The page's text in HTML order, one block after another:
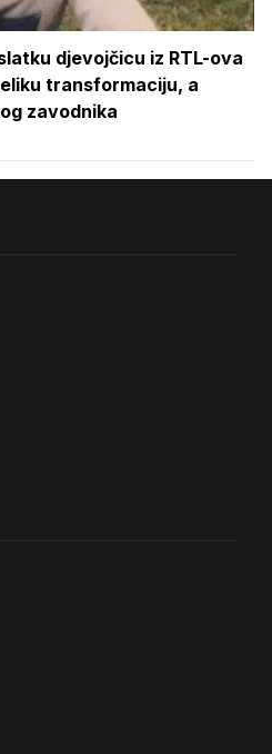
djevojčicu iz RTL-ova
transformaciju, a
zavodnika